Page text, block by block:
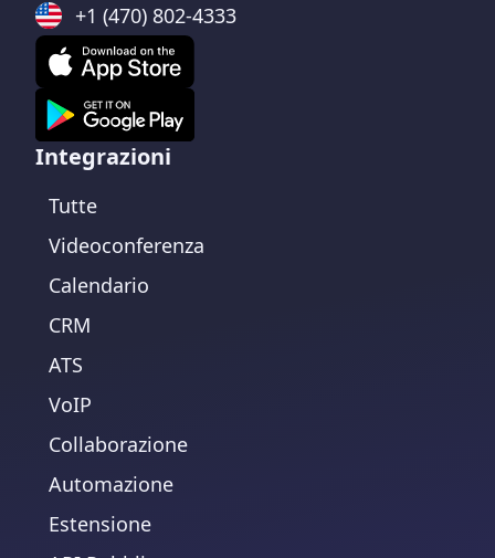
+1 (470) 802-4333
Integrazioni
Tutte
Videoconferenza
Calendario
CRM
ATS
VoIP
Collaborazione
Automazione
Estensione